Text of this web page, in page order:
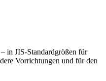
– in JIS-Standardgrößen für
Vorrichtungen und für den